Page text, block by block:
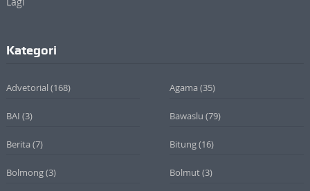
Kategori
Advetorial (168) Agama (35)
BAI (3) Bawaslu (79)
Berita (7) Bitung(16)
Bolmong(3) Bolmut(3)